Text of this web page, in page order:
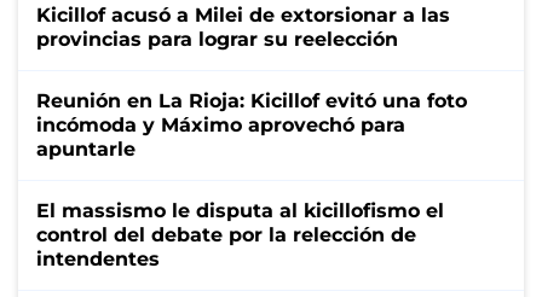
Kicillof acusó a Milei de extorsionar a las
provincias para lograr su reelección
Reunión en La Rioja: Kicillof evitó una foto
incómoda y Máximo aprovechó para
apuntarle
El massismo le disputa al kicillofismo el
control del debate por la relección de
intendentes